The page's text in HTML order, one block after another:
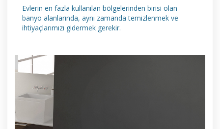
Evlerin en fazla kullanılan bölgelerinden birisi olan
banyo alanlarında, aynı zamanda temizlenmek ve
ihtiyaçlarımızı gidermek gerekir.